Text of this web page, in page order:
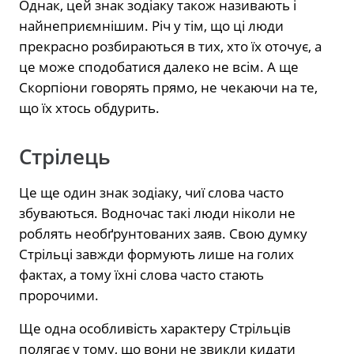
Однак, цей знак зодіаку також називають і
найнеприємнішим. Річ у тім, що ці люди
прекрасно розбираються в тих, хто їх оточує, а
це може сподобатися далеко не всім. А ще
Скорпіони говорять прямо, не чекаючи на те,
що їх хтось обдурить.
Стрілець
Це ще один знак зодіаку, чиї слова часто
збуваються. Водночас такі люди ніколи не
роблять необґрунтованих заяв. Свою думку
Стрільці завжди формують лише на голих
фактах, а тому їхні слова часто стають
пророчими.
Ще одна особливість характеру Стрільців
полягає у тому, що вони не звикли кидати